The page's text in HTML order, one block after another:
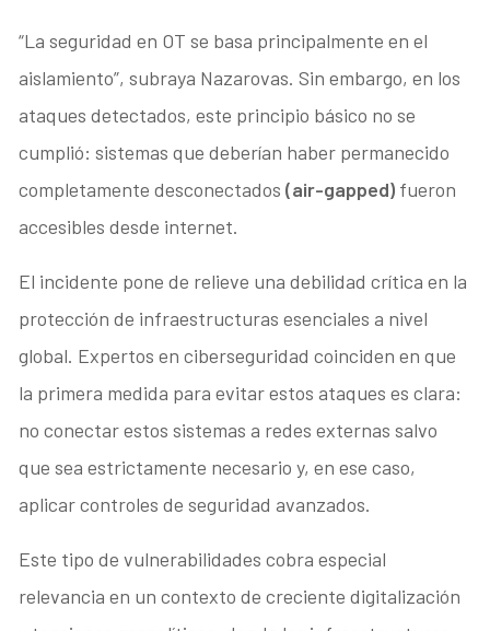
“La seguridad en OT se basa principalmente en el
aislamiento”, subraya Nazarovas. Sin embargo, en los
ataques detectados, este principio básico no se
cumplió: sistemas que deberían haber permanecido
completamente desconectados(air-gapped) fueron
accesibles desde internet.
El incidente pone de relieve una debilidad crítica en la
protección de infraestructuras esenciales a nivel
global. Expertos en ciberseguridad coinciden en que
la primera medida para evitar estos ataques es clara:
no conectar estos sistemas a redes externas salvo
que sea estrictamente necesario y, en ese caso,
aplicar controles de seguridad avanzados.
Este tipo de vulnerabilidades cobra especial
relevancia en un contexto de creciente digitalización